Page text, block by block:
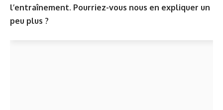
l’entraînement. Pourriez-vous nous en expliquer un
peu plus ?